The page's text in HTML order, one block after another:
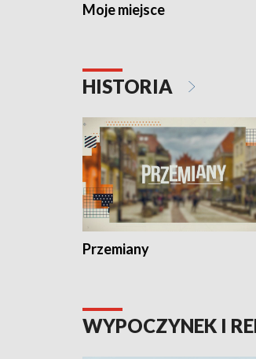
Moje miejsce
HISTORIA
Przemiany
WYPOCZYNEK I